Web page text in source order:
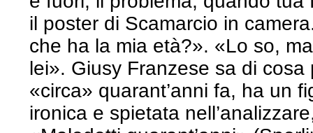
il poster di Scamarcio in
che ha la mia età?». «Lo so,
lei». Giusy Franzese sa di
«circa» quarant’anni fa, ha un
ironica e spietata